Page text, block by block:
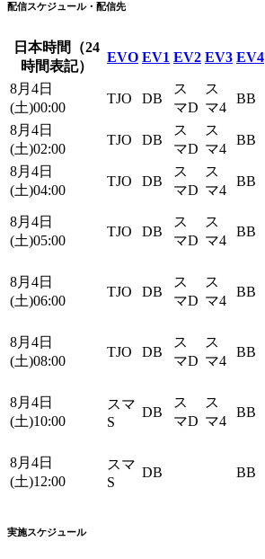
配信スケジュール・配信先
日本時間（24
時間表記）
EVO EV1 EV2 EV3 EV4
8月4日
(土)00:00
TJO DB
ス
マD
ス
マ4
BB
8月4日
(土)02:00
TJO DB
ス
マD
ス
マ4
BB
8月4日
(土)04:00
TJO DB
ス
マD
ス
マ4
BB
8月4日
(土)05:00
TJO DB
ス
マD
ス
マ4
BB
8月4日
(土)06:00
TJO DB
ス
マD
ス
マ4
BB
8月4日
(土)08:00
TJO DB
ス
マD
ス
マ4
BB
8月4日
(土)10:00
スマ
S
DB
ス
マD
ス
マ4
BB
8月4日
(土)12:00
スマ
S
DB BB
実施スケジュール